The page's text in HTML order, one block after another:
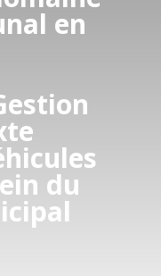
en
du